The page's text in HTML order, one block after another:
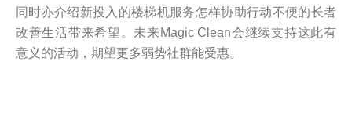
同时亦介绍新投入的楼梯机服务怎样协助行动不便的长者
改善生活带来希望。未来Magic Clean会继续支持这此有
意义的活动，期望更多弱势社群能受惠。